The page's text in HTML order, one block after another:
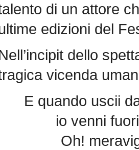
di un attore
edizioni del
dello
vicenda
E quando uscii
io venni
Oh!